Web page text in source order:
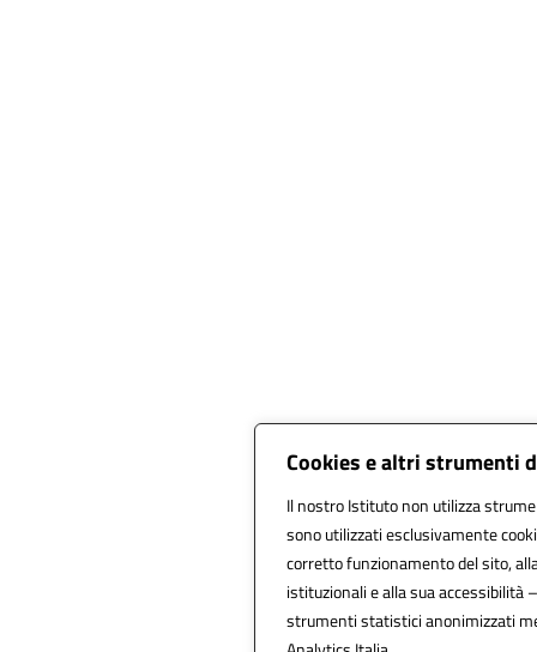
Cookies e altri strumenti
Il nostro Istituto non utilizza
sono utilizzati esclusivamente
corretto funzionamento del sito,
istituzionali e alla sua accessibilità
strumenti statistici anonimizzati